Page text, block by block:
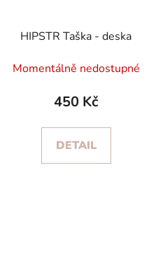
HIPSTR Taška - deska
Momentálně nedostupné
450 Kč
DETAIL